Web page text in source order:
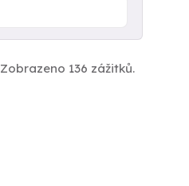
Zobrazeno 136 zážitků.